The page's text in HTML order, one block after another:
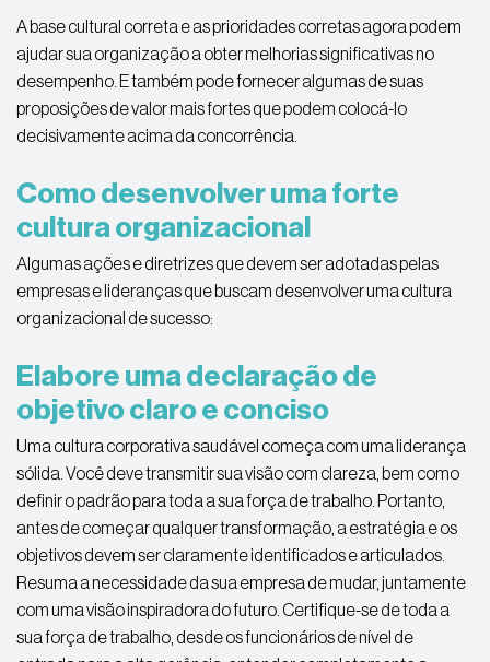
A base cultural correta e as prioridades corretas agora podem
ajudar sua organização a obter melhorias significativas no
desempenho. E também pode fornecer algumas de suas
proposições de valor mais fortes que podem colocá-lo
decisivamente acima da concorrência.
Como desenvolver uma forte
cultura organizacional
Algumas ações e diretrizes que devem ser adotadas pelas
empresas e lideranças que buscam desenvolver uma cultura
organizacional de sucesso:
Elabore uma declaração de
objetivo claro e conciso
Uma cultura corporativa saudável começa com uma liderança
sólida. Você deve transmitir sua visão com clareza, bem como
definir o padrão para toda a sua força de trabalho. Portanto,
antes de começar qualquer transformação, a estratégia e os
objetivos devem ser claramente identificados e articulados.
Resuma a necessidade da sua empresa de mudar, juntamente
com uma visão inspiradora do futuro. Certifique-se de toda a
sua força de trabalho, desde os funcionários de nível de